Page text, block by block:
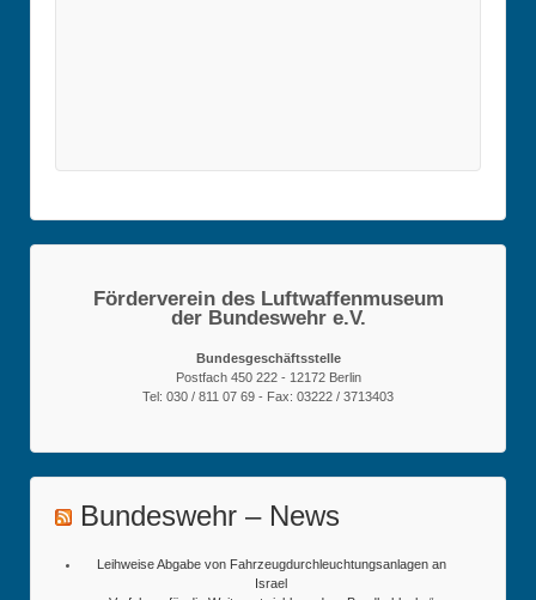
Förderverein des Luftwaffenmuseum
der Bundeswehr e.V.
Bundesgeschäftsstelle
Postfach 450 222 - 12172 Berlin
Tel: 030 / 811 07 69 - Fax: 03222 / 3713403
Bundeswehr – News
Leihweise Abgabe von Fahrzeugdurchleuchtungsanlagen an
Israel